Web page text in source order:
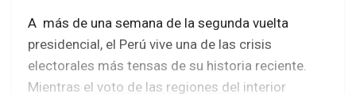
A más de una semana de la segunda vuelta
presidencial, el Perú vive una de las crisis
electorales más tensas de su historia reciente.
Mientras el voto de las regiones del interior